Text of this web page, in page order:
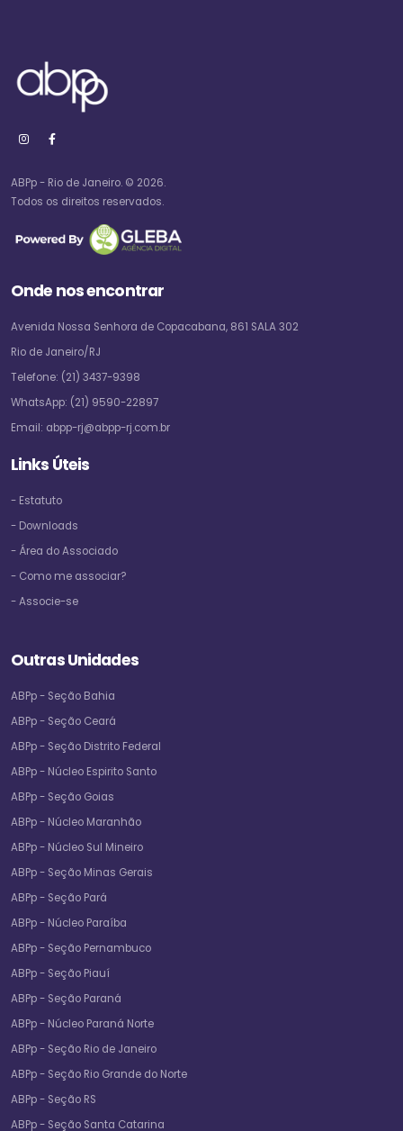
ABPp - Rio de Janeiro. © 2026.
Todos os direitos reservados.
Onde nos encontrar
Avenida Nossa Senhora de Copacabana, 861 SALA 302
Rio de Janeiro/RJ
Telefone: (21) 3437-9398
WhatsApp: (21) 9590-22897
Email: abpp-rj@abpp-rj.com.br
Links Úteis
- Estatuto
- Downloads
- Área do Associado
- Como me associar?
- Associe-se
Outras Unidades
ABPp - Seção Bahia
ABPp - Seção Ceará
ABPp - Seção Distrito Federal
ABPp - Núcleo Espirito Santo
ABPp - Seção Goias
ABPp - Núcleo Maranhão
ABPp - Núcleo Sul Mineiro
ABPp - Seção Minas Gerais
ABPp - Seção Pará
ABPp - Núcleo Paraíba
ABPp - Seção Pernambuco
ABPp - Seção Piauí
ABPp - Seção Paraná
ABPp - Núcleo Paraná Norte
ABPp - Seção Rio de Janeiro
ABPp - Seção Rio Grande do Norte
ABPp - Seção RS
ABPp - Seção Santa Catarina